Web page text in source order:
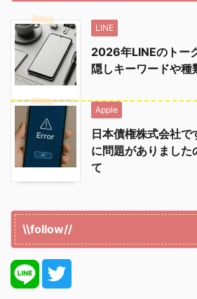
LINE
2026年LINEのトー
隠しキーワードや種
Apple
日本債権株式会社
に問題がありまし
て
\\follow//